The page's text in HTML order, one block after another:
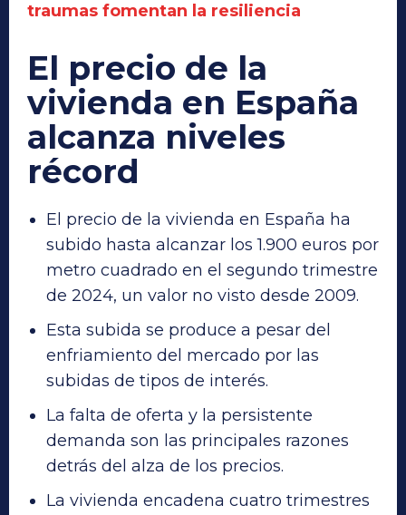
traumas fomentan la resiliencia
El precio de la
vivienda en España
alcanza niveles
récord
El precio de la vivienda en España ha
subido hasta alcanzar los 1.900 euros por
metro cuadrado en el segundo trimestre
de 2024, un valor no visto desde 2009.
Esta subida se produce a pesar del
enfriamiento del mercado por las
subidas de tipos de interés.
La falta de oferta y la persistente
demanda son las principales razones
detrás del alza de los precios.
La vivienda encadena cuatro trimestres